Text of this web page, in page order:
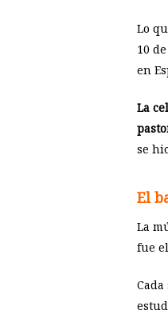
Lo
10
en
La
se
El
La
fue el